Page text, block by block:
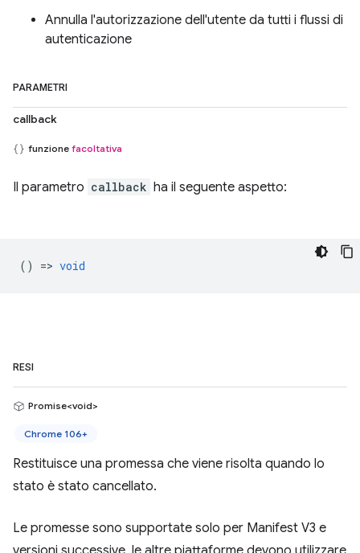
Annulla l'autorizzazione dell'utente da tutti i flussi di
autenticazione
PARAMETRI
callback
funzione facoltativa
Il parametro callback ha il seguente aspetto:
() => void
RESI
Promise<void>
Chrome 106+
Restituisce una promessa che viene risolta quando lo
stato è stato cancellato.
Le promesse sono supportate solo per Manifest V3 e